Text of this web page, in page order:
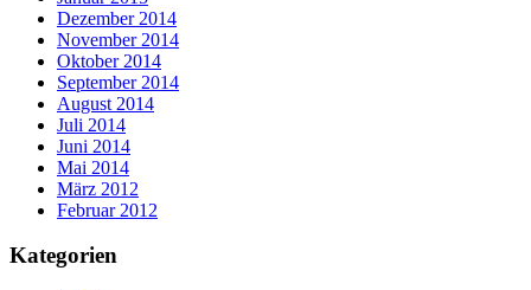
Dezember 2014
November 2014
Oktober 2014
September 2014
August 2014
Juli 2014
Juni 2014
Mai 2014
März 2012
Februar 2012
Kategorien